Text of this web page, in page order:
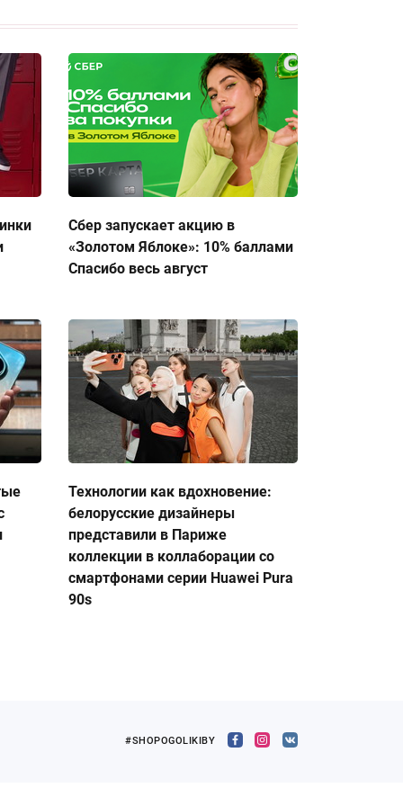
Сбер запускает акцию в
«Золотом Яблоке»: 10% баллами
Спасибо весь август
Технологии как вдохновение:
белорусские дизайнеры
представили в Париже
коллекции в коллаборации со
смартфонами серии Huawei Pura
90s
#SHOPOGOLIKIBY